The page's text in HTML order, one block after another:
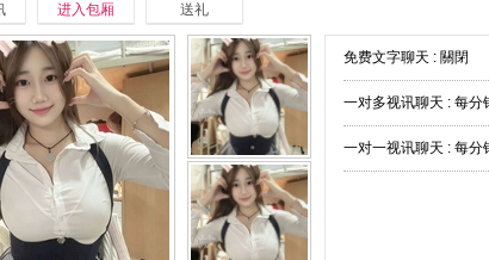
进入包厢 送礼
免费文字聊天 : 關閉
一对多视讯聊天 : 每分
一对一视讯聊天 : 每分